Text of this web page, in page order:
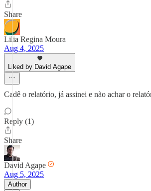
Share
Lilia Regina Moura
Aug 4, 2025
Liked by David Agape
Cadê o relatório, já assinei e não achar o
Reply (1)
Share
David Agape
Aug 5, 2025
Author